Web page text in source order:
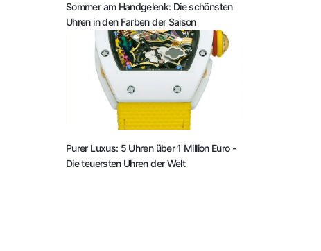
Sommer am Handgelenk: Die schönsten
Uhren in den Farben der Saison
Purer Luxus: 5 Uhren über 1 Million Euro -
Die teuersten Uhren der Welt